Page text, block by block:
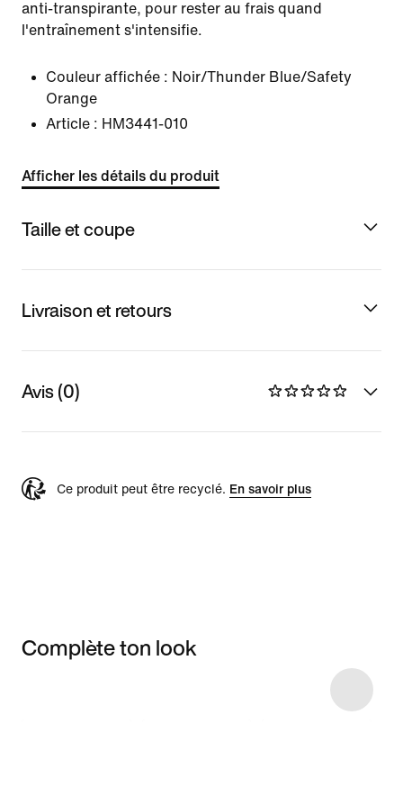
anti-transpirante, pour rester au frais quand
l'entraînement s'intensifie.
Couleur affichée : Noir/Thunder Blue/Safety
Orange
Article : HM3441-010
Afficher les détails du produit
Taille et coupe
Livraison et retours
Avis (0)
Ce produit peut être recyclé. En savoir plus
Complète ton look